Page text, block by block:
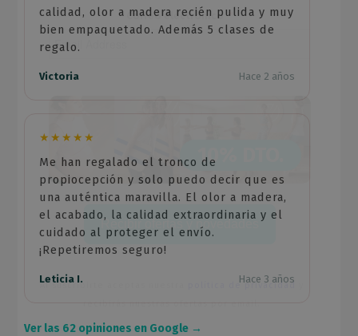
calidad, olor a madera recién pulida y muy
bien empaquetado. Además 5 clases de
regalo.
Victoria Hace 2 años
★★★★★
Me han regalado el tronco de
propiocepción y solo puedo decir que es
una auténtica maravilla. El olor a madera,
el acabado, la calidad extraordinaria y el
cuidado al proteger el envío.
¡Repetiremos seguro!
Leticia I. Hace 3 años
Ver las 62 opiniones en Google →
Correo electrónico
10% DTO.
Recibir ofertas y novedades
Al suscribirte aceptas nuestra política de privacidad